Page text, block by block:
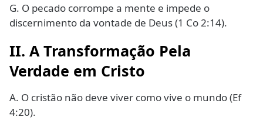
G. O pecado corrompe a mente e impede o
discernimento da vontade de Deus (1 Co 2:14).
II. A Transformação Pela
Verdade em Cristo
A. O cristão não deve viver como vive o mundo (Ef
4:20).